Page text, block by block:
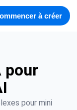
à créer
pour
pour mini